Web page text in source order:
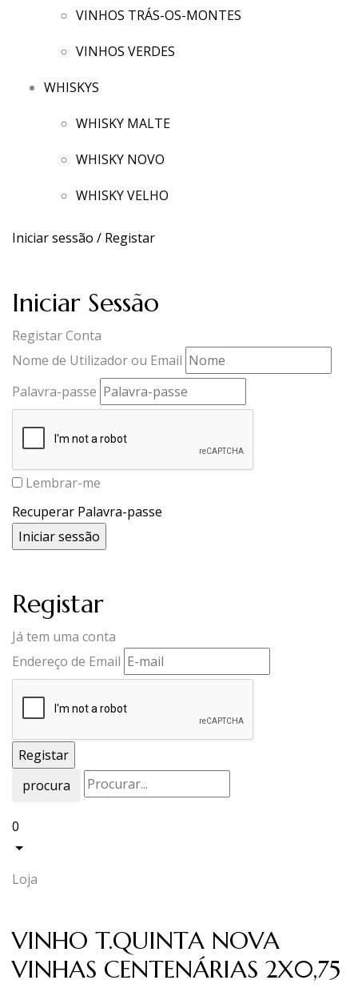
VINHOS TRÁS-OS-MONTES
VINHOS VERDES
WHISKYS
WHISKY MALTE
WHISKY NOVO
WHISKY VELHO
Iniciar sessão / Registar
Iniciar Sessão
Registar Conta
Nome de Utilizador ou Email
Palavra-passe
Lembrar-me
Recuperar Palavra-passe
Registar
Já tem uma conta
Endereço de Email
procura
0
Loja
VINHO T.QUINTA NOVA
VINHAS CENTENÁRIAS 2X0,75